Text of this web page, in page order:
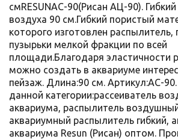
смRESUNAC-90(Рисан АЦ-90).
воздуха 90 см.Гибкий пористый
которого изготовлен распылитель,
пузырьки мелкой фракции по всей
площади.Благодаря эластичности
можно создать в аквариуме
пейзаж. Длина:90 см. Артикул:AC-
данной категории:рассеиватель
аквариума, распылитель
аквариумный распылитель гибкий,
аквариума Resun (Рисан) оптом.